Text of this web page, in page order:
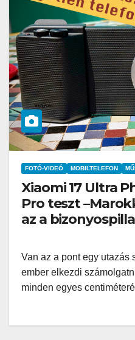
FOTÓ-VIDEÓ MOBILTELEFON
Xiaomi 17 Ultra
Pro teszt
az a
Van az a pont egy utazás
ember elkezdi
minden egyes